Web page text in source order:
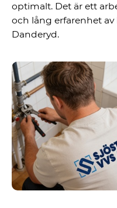
optimalt. Det är ett
och lång erfarenhet
Danderyd.